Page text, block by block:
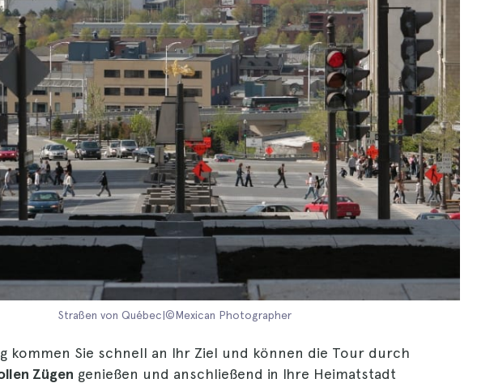
Straßen von Québec|©Mexican Photographer
kommen Sie schnell an Ihr Ziel und können die Tour durch
Zügen genießen und anschließend in Ihre Heimatstadt